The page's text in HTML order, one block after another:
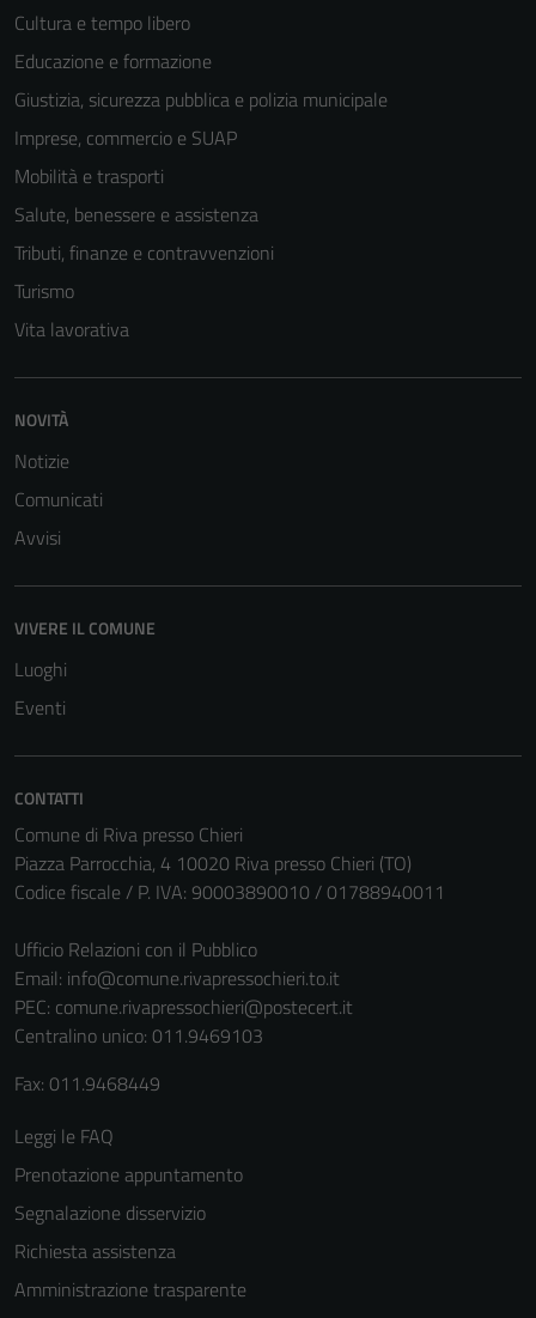
Cultura e tempo libero
Educazione e formazione
Giustizia, sicurezza pubblica e polizia municipale
Imprese, commercio e SUAP
Mobilità e trasporti
Salute, benessere e assistenza
Tributi, finanze e contravvenzioni
Turismo
Vita lavorativa
NOVITÀ
Notizie
Comunicati
Avvisi
VIVERE IL COMUNE
Luoghi
Eventi
CONTATTI
Comune di Riva presso Chieri
Piazza Parrocchia, 4 10020 Riva presso Chieri (TO)
Codice fiscale / P. IVA: 90003890010 / 01788940011
Ufficio Relazioni con il Pubblico
Email: info@comune.rivapressochieri.to.it
PEC: comune.rivapressochieri@postecert.it
Centralino unico: 011.9469103
Fax: 011.9468449
Leggi le FAQ
Prenotazione appuntamento
Segnalazione disservizio
Richiesta assistenza
Amministrazione trasparente